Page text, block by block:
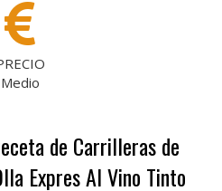
Medio
de Carrilleras de
Expres Al Vino Tinto